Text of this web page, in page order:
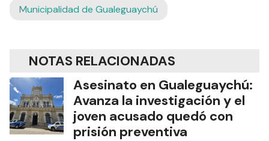
Municipalidad de Gualeguaychú
NOTAS RELACIONADAS
Asesinato en Gualeguaychú:
Avanza la investigación y el
joven acusado quedó con
prisión preventiva